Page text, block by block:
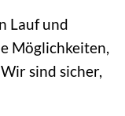
Lauf und
Möglichkeiten,
sind sicher,